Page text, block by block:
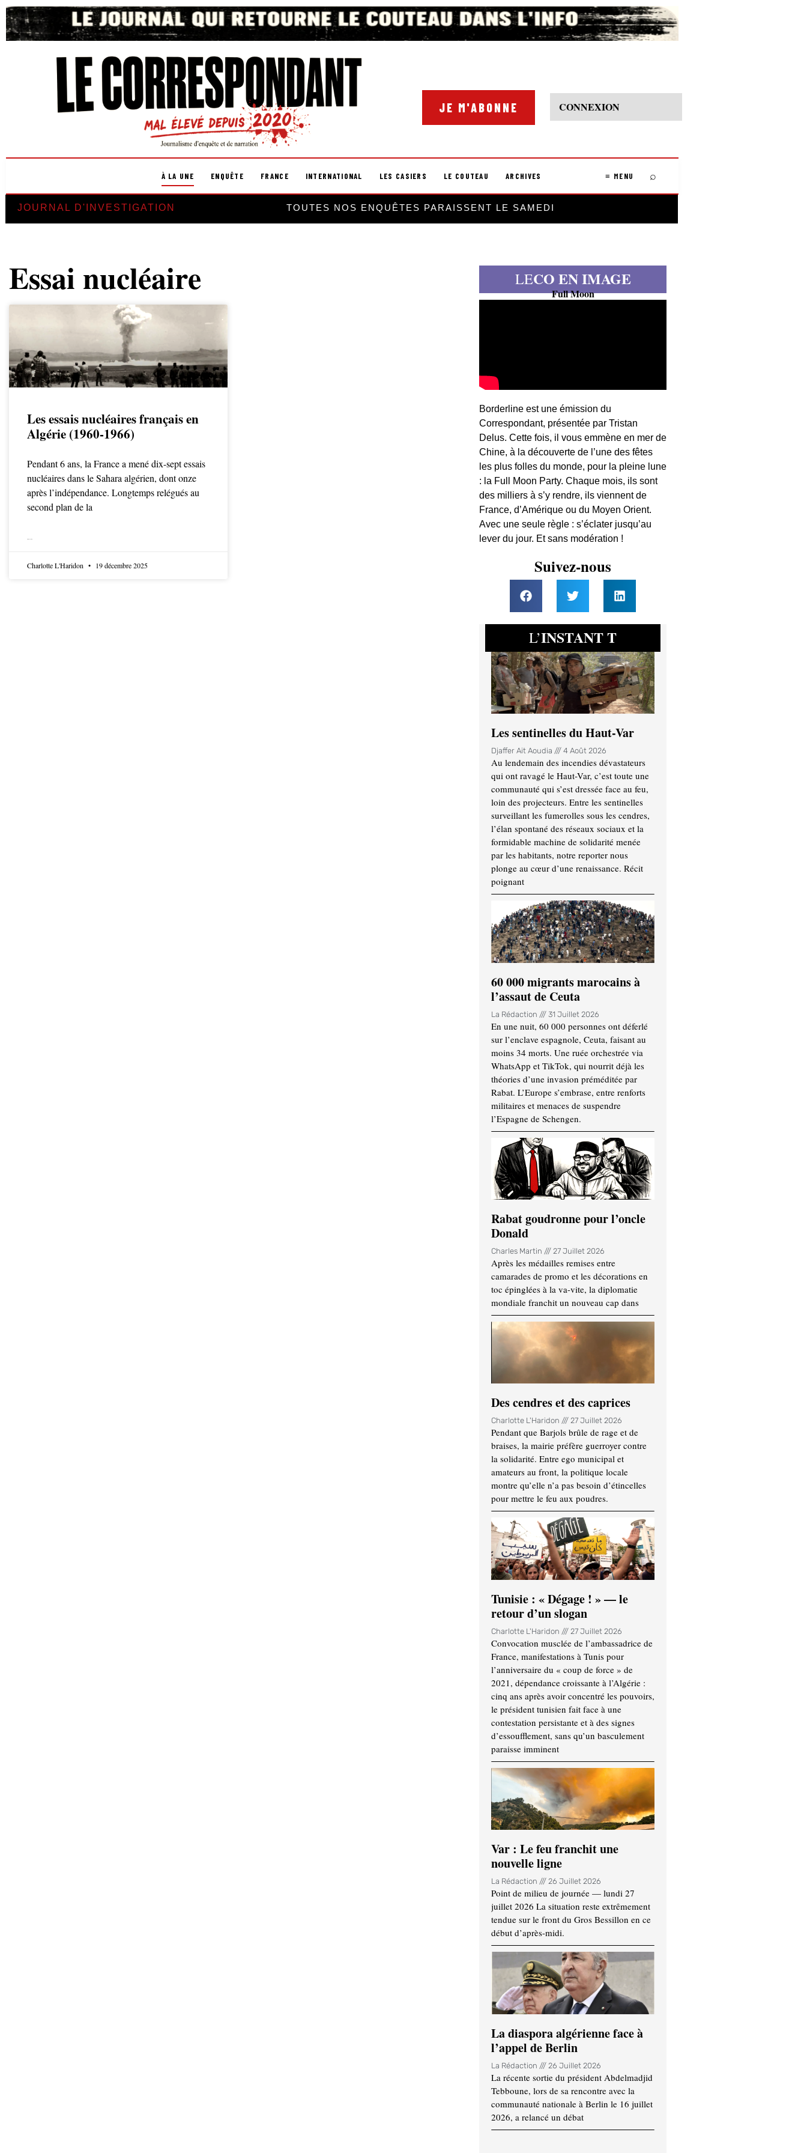
JE M'ABONNE CONNEXION
À LA UNE ENQUÊTE FRANCE INTERNATIONAL LES CASIERS LE COUTEAU ARCHIVES ≡ MENU ⌕
JOURNAL D'INVESTIGATION TOUTES NOS ENQUÊTES PARAISSENT LE SAMEDI
Essai nucléaire
Les essais nucléaires français en
Algérie (1960-1966)
Pendant 6 ans, la France a mené dix-sept essais
nucléaires dans le Sahara algérien, dont onze
après l’indépendance. Longtemps relégués au
second plan de la
Charlotte L'Haridon 19 décembre 2025
LECO EN IMAGE
Full Moon
Borderline est une émission du
Correspondant, présentée par Tristan
Delus. Cette fois, il vous emmène en mer de
Chine, à la découverte de l’une des fêtes
les plus folles du monde, pour la pleine lune
: la Full Moon Party. Chaque mois, ils sont
des milliers à s’y rendre, ils viennent de
France, d’Amérique ou du Moyen Orient.
Avec une seule règle : s’éclater jusqu’au
lever du jour. Et sans modération !
Suivez-nous
L’INSTANT T
Les sentinelles du Haut-Var
Djaffer Ait Aoudia 4 Août 2026
Au lendemain des incendies dévastateurs
qui ont ravagé le Haut-Var, c’est toute une
communauté qui s’est dressée face au feu,
loin des projecteurs. Entre les sentinelles
surveillant les fumerolles sous les cendres,
l’élan spontané des réseaux sociaux et la
formidable machine de solidarité menée
par les habitants, notre reporter nous
plonge au cœur d’une renaissance. Récit
poignant
60 000 migrants marocains à
l’assaut de Ceuta
La Rédaction 31 Juillet 2026
En une nuit, 60 000 personnes ont déferlé
sur l’enclave espagnole, Ceuta, faisant au
moins 34 morts. Une ruée orchestrée via
WhatsApp et TikTok, qui nourrit déjà les
théories d’une invasion préméditée par
Rabat. L’Europe s’embrase, entre renforts
militaires et menaces de suspendre
l’Espagne de Schengen.
Rabat goudronne pour l’oncle
Donald
Charles Martin 27 Juillet 2026
Après les médailles remises entre
camarades de promo et les décorations en
toc épinglées à la va-vite, la diplomatie
mondiale franchit un nouveau cap dans
Des cendres et des caprices
Charlotte L'Haridon 27 Juillet 2026
Pendant que Barjols brûle de rage et de
braises, la mairie préfère guerroyer contre
la solidarité. Entre ego municipal et
amateurs au front, la politique locale
montre qu’elle n’a pas besoin d’étincelles
pour mettre le feu aux poudres.
Tunisie : « Dégage ! » — le
retour d’un slogan
Charlotte L'Haridon 27 Juillet 2026
Convocation musclée de l’ambassadrice de
France, manifestations à Tunis pour
l’anniversaire du « coup de force » de
2021, dépendance croissante à l’Algérie :
cinq ans après avoir concentré les pouvoirs,
le président tunisien fait face à une
contestation persistante et à des signes
d’essoufflement, sans qu’un basculement
paraisse imminent
Var : Le feu franchit une
nouvelle ligne
La Rédaction 26 Juillet 2026
Point de milieu de journée — lundi 27
juillet 2026 La situation reste extrêmement
tendue sur le front du Gros Bessillon en ce
début d’après-midi.
La diaspora algérienne face à
l’appel de Berlin
La Rédaction 26 Juillet 2026
La récente sortie du président Abdelmadjid
Tebboune, lors de sa rencontre avec la
communauté nationale à Berlin le 16 juillet
2026, a relancé un débat